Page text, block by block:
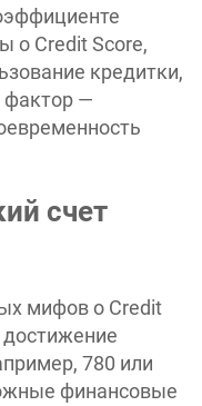
о Credit Score,
кредитки,
фактор —
счет
мифов о Credit
780 или
финансовые